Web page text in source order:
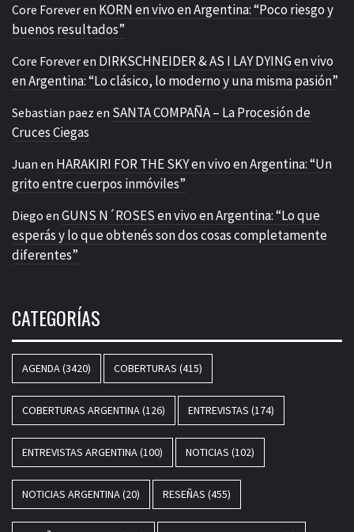
Core Foreveren KORN en vivo en Argentina: “Poco riesgo y
buenos resultados”
Core Foreveren DIRKSCHNEIDER & AS I LAY DYING en vivo
en Argentina: “Lo clásico, lo moderno y una misma pasión”
Sebastian paez en SANTA COMPAÑA – La Procesión de
Cruces Ciegas
Juan en HARAKIRI FOR THE SKY en vivo en Argentina: “Un
grito entre cuerpos inmóviles”
Diego en GUNS N´ROSES en vivo en Argentina: “Lo que
esperás y lo que obtenés son dos cosas completamente
diferentes”
CATEGORÍAS
AGENDA(3420) COBERTURAS (415)
COBERTURAS ARGENTINA(126) ENTREVISTAS (174)
ENTREVISTAS ARGENTINA(100) NOTICIAS (102)
NOTICIAS ARGENTINA(20) RESEÑAS (455)